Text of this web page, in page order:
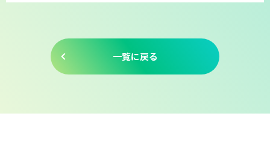
一覧に戻る